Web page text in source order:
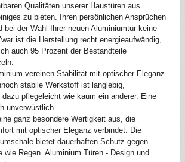
Qualitäten unserer Haustüren aus
zu bieten. Ihren persönlichen Ansprüchen
bei der Wahl Ihrer neuen Aluminiumtür keine
ist die Herstellung recht energieaufwändig,
auch 95 Prozent der Bestandteile
vereinen Stabilität mit optischer Eleganz.
stabile Werkstoff ist langlebig,
pflegeleicht wie kaum ein anderer. Eine
unverwüstlich.
ganz besondere Wertigkeit aus, die
mit optischer Eleganz verbindet. Die
bietet dauerhaften Schutz gegen
wie Regen. Aluminium Türen - Design und